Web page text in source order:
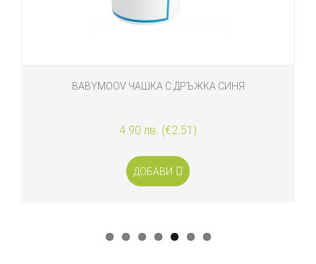
BABYMOOV ЧАШКА С ДРЪЖКА СИНЯ
4.90 лв. (€2.51)
ДОБАВИ